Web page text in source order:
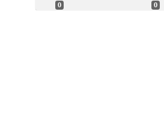
0 0